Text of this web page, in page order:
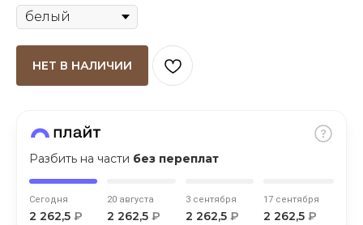
НЕТ В НАЛИЧИИ
Разбить на части без переплат
Сегодня
2 262,5 ₽
20 августа
2 262,5₽
3 сентября
2 262,5 ₽
17 сентября
2 262,5 ₽